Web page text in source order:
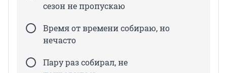
сезон не пропускаю
Время от времени собираю, но
нечасто
Пару раз собирал, не